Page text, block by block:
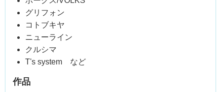
グリフォン
コトブキヤ
ニューライン
クルシマ
T's system など
作品